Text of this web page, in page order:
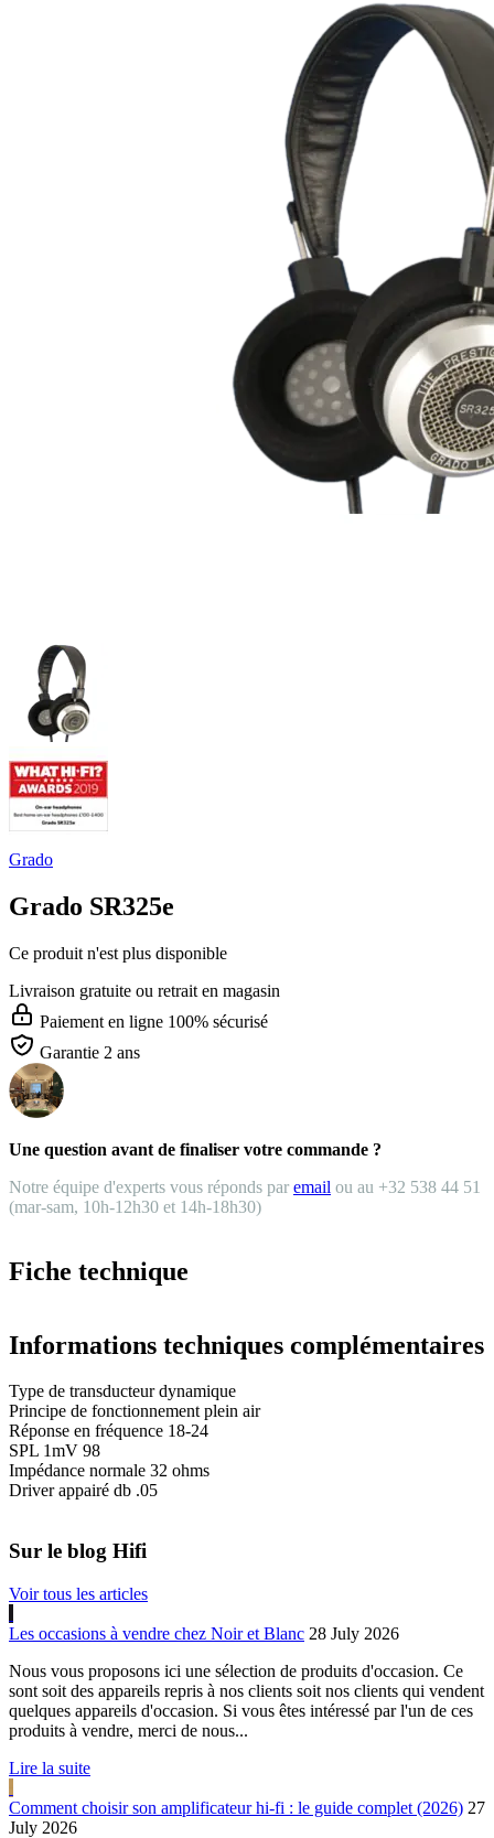
Grado
Grado SR325e
Ce produit n'est plus disponible
Livraison gratuite ou retrait en magasin
Paiement en ligne 100% sécurisé
Garantie 2 ans
Une question avant de finaliser votre commande ?
Notre équipe d'experts vous réponds par email ou au +32 538 44 51
(mar-sam, 10h-12h30 et 14h-18h30)
Fiche technique
Informations techniques complémentaires
Type de transducteur dynamique
Principe de fonctionnement plein air
Réponse en fréquence 18-24
SPL 1mV 98
Impédance normale 32 ohms
Driver appairé db .05
Sur le blog Hifi
Voir tous les articles
Les occasions à vendre chez Noir et Blanc 28 July 2026
Nous vous proposons ici une sélection de produits d'occasion. Ce
sont soit des appareils repris à nos clients soit nos clients qui vendent
quelques appareils d'occasion. Si vous êtes intéressé par l'un de ces
produits à vendre, merci de nous...
Lire la suite
Comment choisir son amplificateur hi-fi : le guide complet (2026) 27
July 2026